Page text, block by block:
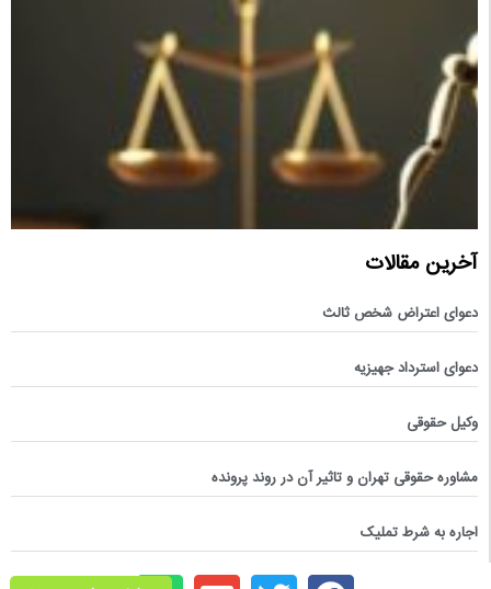
آخرین مقالات
دعوای اعتراض شخص ثالث
دعوای استرداد جهیزیه
وکیل حقوقی
مشاوره حقوقی تهران و تاثیر آن در روند پرونده
اجاره به شرط تملیک